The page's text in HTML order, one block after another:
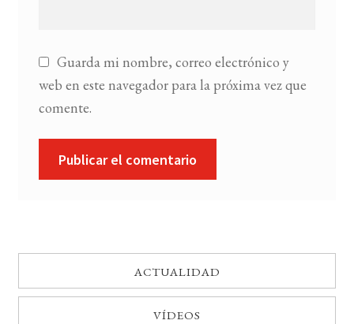
Guarda mi nombre, correo electrónico y
web en este navegador para la próxima vez que
comente.
ACTUALIDAD
VÍDEOS